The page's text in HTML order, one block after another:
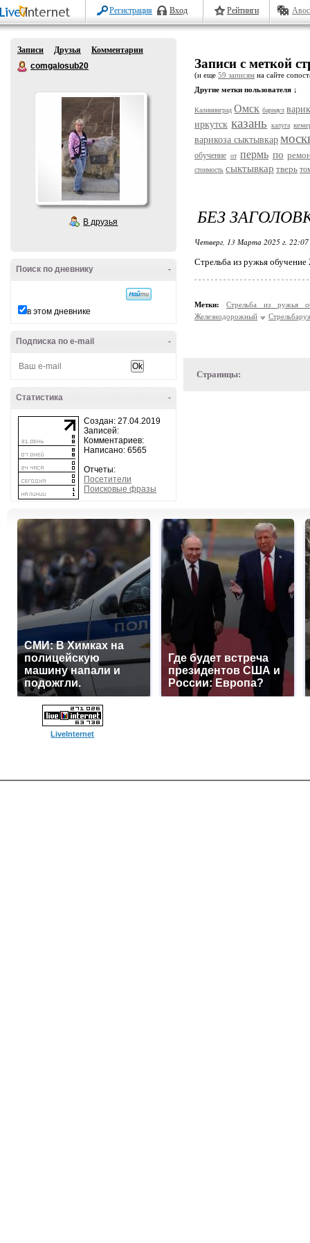
Регистрация Вход Рейтинги
Записи Друзья
Комментарии
comgalosub20
В друзья
-
Поиск по дневнику
в этом дневнике
-
Подписка по e-mail
-
Статистика
Создан: 27.04.2019
Записей:
Комментариев:
Написано: 6565
Отчеты:
Посетители
Поисковые фразы
Записи с меткой
(и еще 59 записям на сайте
Другие метки пользователя ↓
Калининград Омск барнаул
иркутск казань калуга
варикоза сыктывкар
обучение от пермь по
стоимость сыктывкар тверь
БЕЗ
Четверг, 13 Марта 2025 г. 22:07
Стрельба из ружья
Метки:
Стрельба из ружья
Железнодорожный
Страницы:
СМИ: В Химках на
полицейскую
машину напали и
подожгли.
Где будет встреча
президентов США и
России: Европа?
LiveInternet